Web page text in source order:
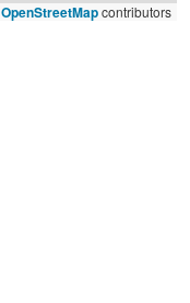
OpenStreetMapcontributors